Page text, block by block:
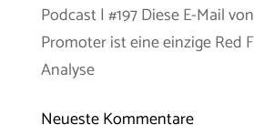
Podcast | #197 Diese E-Mail
Promoter ist eine einzige Red
Analyse
Neueste Kommentare